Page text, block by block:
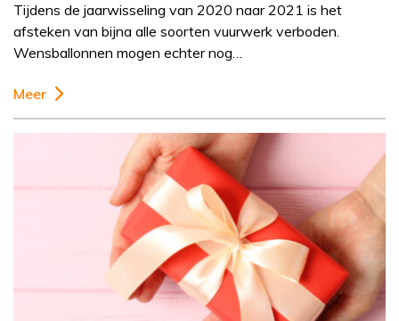
Tijdens de jaarwisseling van 2020 naar 2021 is het
afsteken van bijna alle soorten vuurwerk verboden.
Wensballonnen mogen echter nog…
Meer